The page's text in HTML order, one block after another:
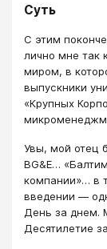
Суть
С этим
лично мне так
миром, в
выпускники
«Крупных
Увы, мой отец
BG&E…
компании»… в
введении —
День за днем.
Десятилетие